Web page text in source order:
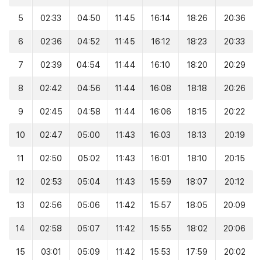
5 02:33 04:50 11:45 16:14 18:26 20:36
6 02:36 04:52 11:45 16:12 18:23 20:33
7 02:39 04:54 11:44 16:10 18:20 20:29
8 02:42 04:56 11:44 16:08 18:18 20:26
9 02:45 04:58 11:44 16:06 18:15 20:22
10 02:47 05:00 11:43 16:03 18:13 20:19
11 02:50 05:02 11:43 16:01 18:10 20:15
12 02:53 05:04 11:43 15:59 18:07 20:12
13 02:56 05:06 11:42 15:57 18:05 20:09
14 02:58 05:07 11:42 15:55 18:02 20:06
15 03:01 05:09 11:42 15:53 17:59 20:02